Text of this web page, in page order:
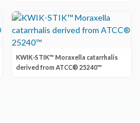
KWIK-STIK™ Moraxella catarrhalis
derived from ATCC® 25240™